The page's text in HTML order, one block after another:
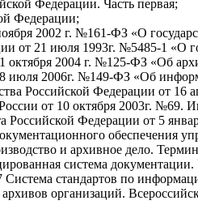
Федерации. Часть первая;
Федерации;
2002 г. №161-ФЗ «О
от 21 июля 1993г. №5485-1 «О
октября 2004 г. №125-ФЗ «Об
июля 2006г. №149-ФЗ «Об
Российской Федерации от
от 10 октября 2003г. №69.
Российской Федерации от 5
и архивное дело.
система
стандартов по
организаций.